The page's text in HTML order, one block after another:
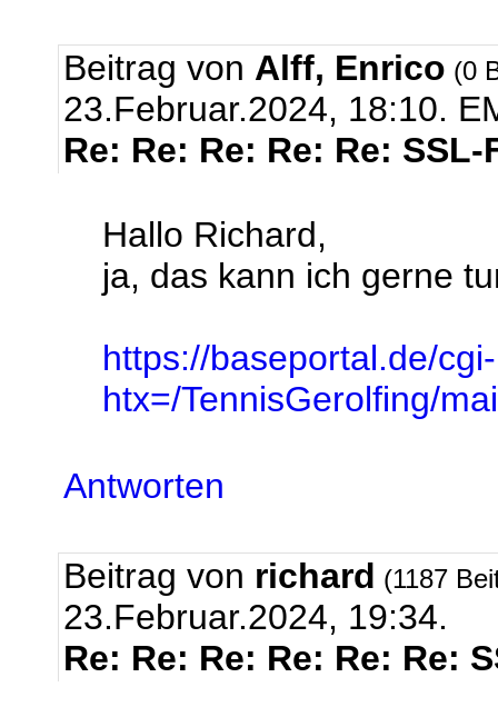
Beitrag von Alff, Enrico (0
23.Februar.2024, 18:10.
Re: Re: Re: Re: Re: SSL-
Hallo Richard,
ja, das kann ich gerne
https://baseportal.de/
htx=/TennisGerolfing/
Antworten
Beitrag von richard (1187
23.Februar.2024, 19:34.
Re: Re: Re: Re: Re: Re: